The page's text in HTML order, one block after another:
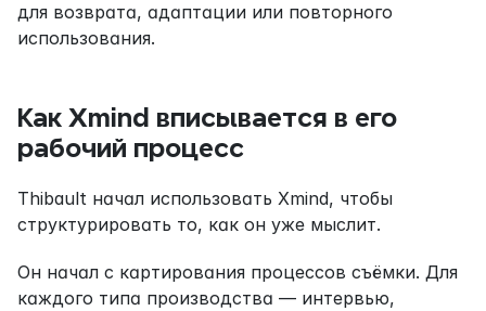
для возврата, адаптации или повторного
использования.
Как Xmind вписывается в его
рабочий процесс
Thibault начал использовать Xmind, чтобы
структурировать то, как он уже мыслит.
Он начал с картирования процессов съёмки. Для
каждого типа производства — интервью,